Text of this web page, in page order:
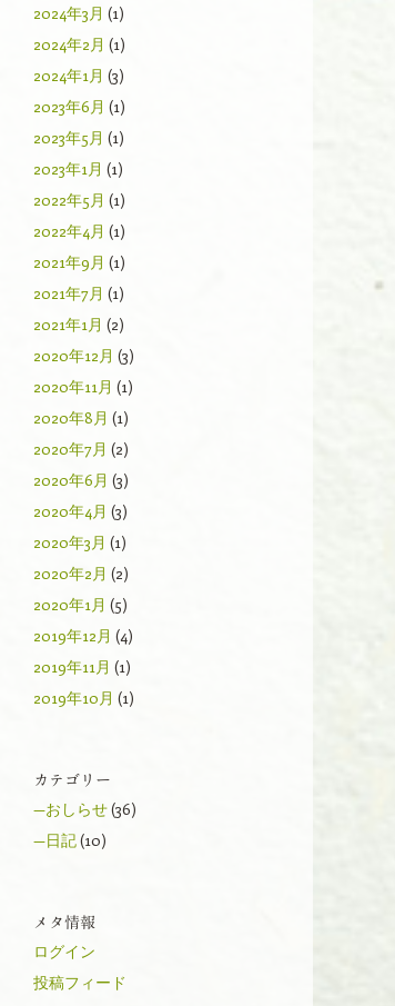
2024年3月 (1)
2024年2月 (1)
2024年1月 (3)
2023年6月 (1)
2023年5月 (1)
2023年1月 (1)
2022年5月 (1)
2022年4月 (1)
2021年9月 (1)
2021年7月 (1)
2021年1月 (2)
2020年12月 (3)
2020年11月 (1)
2020年8月 (1)
2020年7月 (2)
2020年6月 (3)
2020年4月 (3)
2020年3月 (1)
2020年2月 (2)
2020年1月 (5)
2019年12月 (4)
2019年11月 (1)
2019年10月 (1)
カテゴリー
—おしらせ(36)
—日記(10)
メタ情報
ログイン
投稿フィード